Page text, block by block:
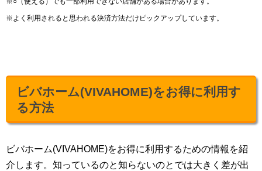
※よく利用されると思われる決済方法だけピックアップしています。
ビバホーム(VIVAHOME)をお得に利用す
る方法
ビバホーム(VIVAHOME)をお得に利用するための情報を紹
介します。知っているのと知らないのとでは大きく差が出